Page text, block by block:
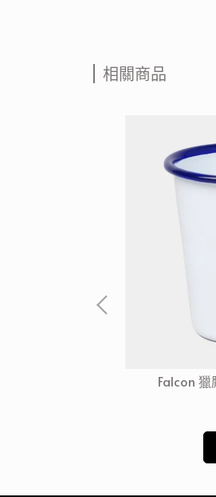
相關商品
Falcon 獵